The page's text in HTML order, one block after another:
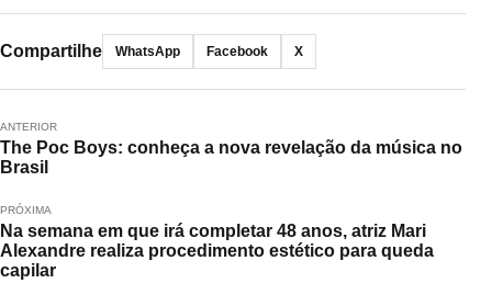
Compartilhe WhatsApp Facebook X
ANTERIOR
The Poc Boys: conheça a nova revelação da música no
Brasil
PRÓXIMA
Na semana em que irá completar 48 anos, atriz Mari
Alexandre realiza procedimento estético para queda
capilar